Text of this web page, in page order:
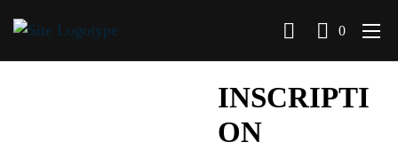
0
INSCRIPTI
ON